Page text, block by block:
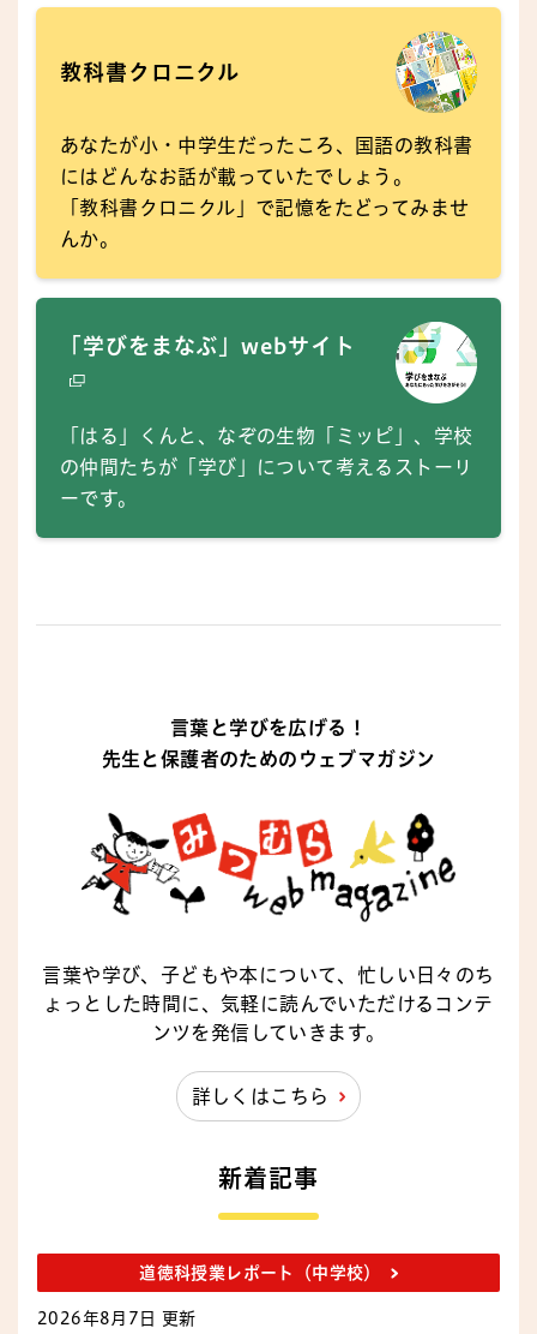
教科書クロニクル
あなたが小・中学生だったころ、国語の教科書
にはどんなお話が載っていたでしょう。
「教科書クロニクル」で記憶をたどってみませ
んか。
「学びをまなぶ」webサイト
「はる」くんと、なぞの生物「ミッピ」、学校
の仲間たちが「学び」について考えるストーリ
ーです。
言葉と学びを広げる！
先生と保護者のためのウェブマガジン
言葉や学び、子どもや本について、忙しい日々のち
ょっとした時間に、気軽に読んでいただけるコンテ
ンツを発信していきます。
詳しくはこちら
新着記事
道徳科授業レポート（中学校）
2026年8月7日 更新